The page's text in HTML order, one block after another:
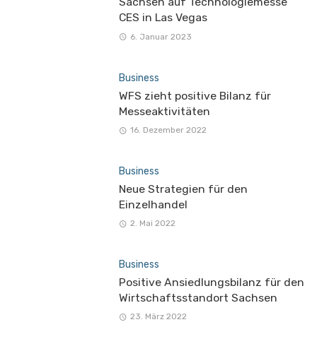
CES in Las Vegas
6. Januar 2023
Business
WFS zieht positive Bilanz für
Messeaktivitäten
16. Dezember 2022
Business
Neue Strategien für den
Einzelhandel
2. Mai 2022
Business
Positive Ansiedlungsbilanz für den
Wirtschaftsstandort Sachsen
23. März 2022